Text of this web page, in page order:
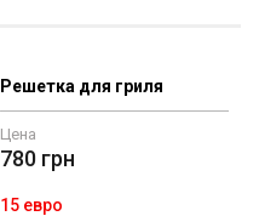
Решетка для гриля
Цена
780 грн
15 евро